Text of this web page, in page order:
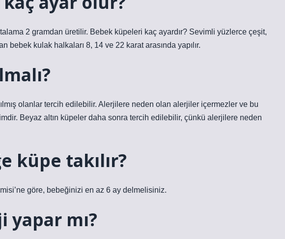
2 gramdan üretilir. Bebek küpeleri kaç ayardır? Sevimli yüzlerce çeşit,
bebek kulak halkaları 8, 14 ve 22 karat arasında yapılır.
olanlar tercih edilebilir. Alerjilere neden olan alerjiler içermezler ve bu
Beyaz altın küpeler daha sonra tercih edilebilir, çünkü alerjilere neden
küpe takılır?
göre, bebeğinizi en az 6 ay delmelisiniz.
yapar mı?